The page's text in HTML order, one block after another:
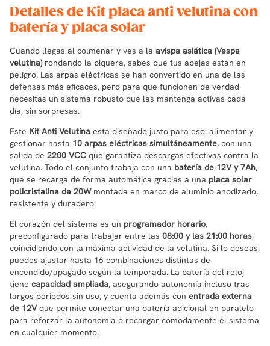
Detalles de Kit placa anti velutina con
batería y placa solar
Cuando llegas al colmenar y ves a la avispa asiática (Vespa
velutina)rondando la piquera, sabes que tus abejas están en
peligro. Las arpas eléctricas se han convertido en una de las
defensas más eficaces, pero para que funcionen de verdad
necesitas un sistema robusto que las mantenga activas cada
día, sin sorpresas.
Este Kit Anti Velutina está diseñado justo para eso: alimentar y
gestionar hasta 10 arpas eléctricas simultáneamente, con una
salida de 2200 VCC que garantiza descargas efectivas contra la
velutina. Todo el conjunto trabaja con una batería de 12V y 7Ah,
que se recarga de forma automática gracias a una placa solar
policristalina de 20Wmontada en marco de aluminio anodizado,
resistente y duradero.
El corazón del sistema es un programador horario,
preconfigurado para trabajar entre las 08:00 y las 21:00 horas,
coincidiendo con la máxima actividad de la velutina. Si lo deseas,
puedes ajustar hasta 16 combinaciones distintas de
encendido/apagado según la temporada. La batería del reloj
tiene capacidad ampliada, asegurando autonomía incluso tras
largos periodos sin uso, y cuenta además con entrada externa
de 12Vque permite conectar una batería adicional en paralelo
para reforzar la autonomía o recargar cómodamente el sistema
en cualquier momento.